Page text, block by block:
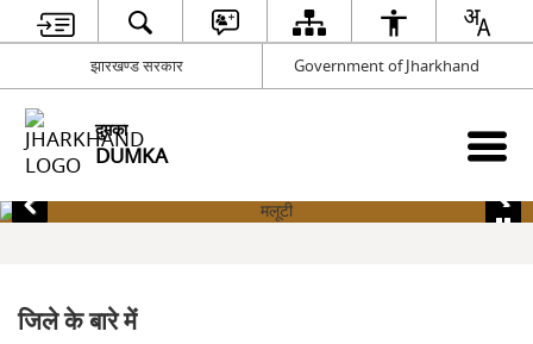
झारखण्ड सरकार Government of Jharkhand
दुमका
DUMKA
जिले के बारे में